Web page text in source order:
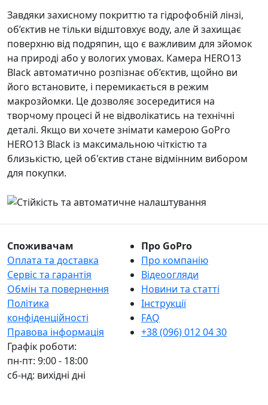
Завдяки захисному покриттю та гідрофобній лінзі,
об’єктив не тільки відштовхує воду, але й захищає
поверхню від подряпин, що є важливим для зйомок
на природі або у вологих умовах. Камера HERO13
Black автоматично розпізнає об’єктив, щойно ви
його встановите, і перемикається в режим
макрозйомки. Це дозволяє зосередитися на
творчому процесі й не відволікатись на технічні
деталі. Якщо ви хочете знімати камерою GoPro
HERO13 Black із максимальною чіткістю та
близькістю, цей об'єктив стане відмінним вибором
для покупки.
Споживачам
Оплата та доставка
Сервіс та гарантія
Обмін та повернення
Політика
конфіденційності
Правова інформація
Графік роботи:
пн-пт: 9:00 - 18:00
сб-нд: вихідні дні
Про GoPro
Про компанію
Відеоогляди
Новини та статті
Інструкції
FAQ
+38 (096) 012 04 30